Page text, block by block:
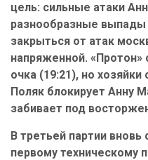
цель: сильные атаки
разнообразные выпады
закрыться от атак
напряженной. «Протон»
очка (19:21), но
Поляк блокирует Анну
забивает под
В третьей партии вновь
первому техническому